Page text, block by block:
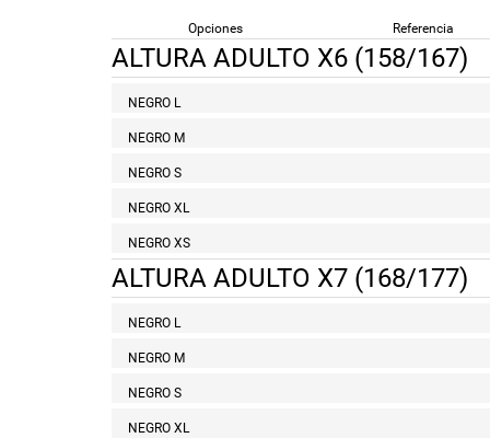
Opciones Referencia
ALTURA ADULTO X6 (158/167)
NEGRO L
NEGRO M
NEGRO S
NEGRO XL
NEGRO XS
ALTURA ADULTO X7 (168/177)
NEGRO L
NEGRO M
NEGRO S
NEGRO XL